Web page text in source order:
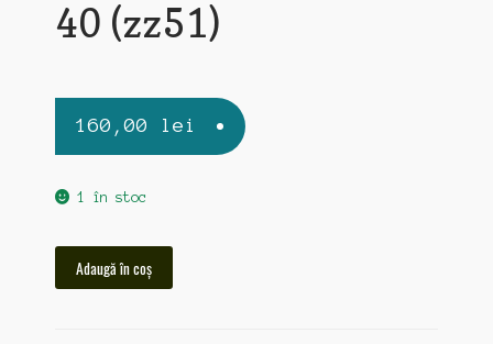
40 (zz51)
160,00 lei
1 în stoc
Adaugă în coș